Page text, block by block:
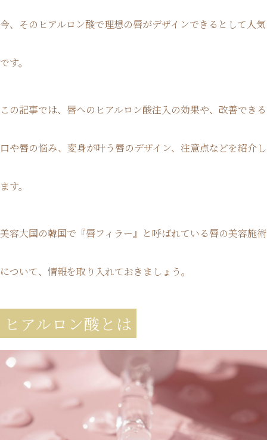
今、そのヒアルロン酸で理想の唇がデザインできるとして人気
です。
この記事では、唇へのヒアルロン酸注入の効果や、改善できる
口や唇の悩み、変身が叶う唇のデザイン、注意点などを紹介し
ます。
美容大国の韓国で『唇フィラー』と呼ばれている唇の美容施術
について、情報を取り入れておきましょう。
ヒアルロン酸とは